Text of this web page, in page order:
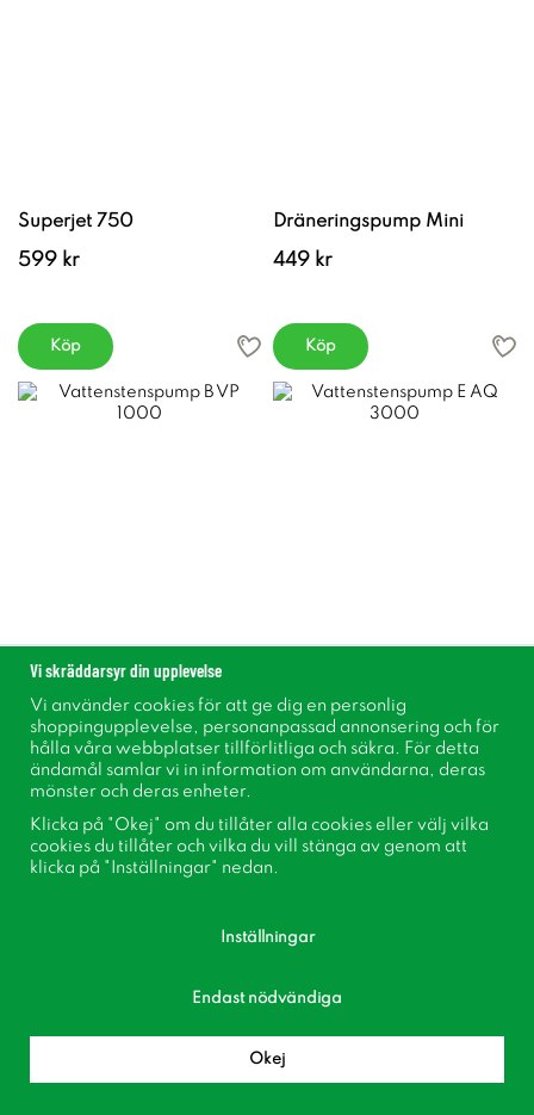
Superjet 750
599 kr
Köp
Dräneringspump Mini
449 kr
Köp
1000
699 kr
Köp
1 649 kr
Vi skräddarsyr din upplevelse
Vi använder cookies för att ge dig en personlig
shoppingupplevelse, personanpassad annonsering och för
hålla våra webbplatser tillförlitliga och säkra. För detta
ändamål samlar vi in information om användarna, deras
mönster och deras enheter.
Klicka på "Okej" om du tillåter alla cookies eller välj vilka
cookies du tillåter och vilka du vill stänga av genom att
klicka på "Inställningar" nedan.
Inställningar
Endast nödvändiga
Okej